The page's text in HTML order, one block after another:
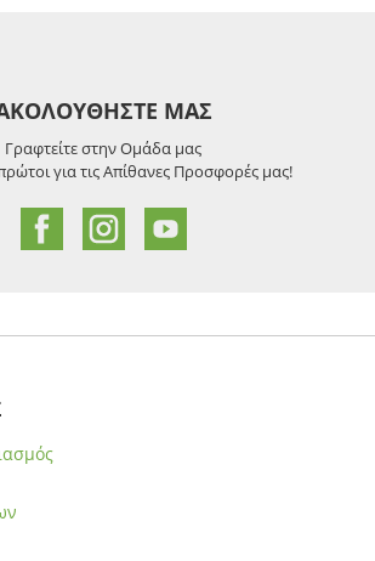
ΜΑΣ
Γραφτείτε στην Ομάδα μας
για τις Απίθανες Προσφορές μας!